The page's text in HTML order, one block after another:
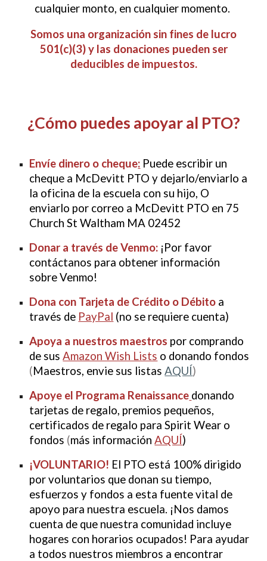
cualquier monto, en cualquier momento.
Somos una organización sin fines de lucro
501(c)(3) y las donaciones pueden ser
deducibles de impuestos.
¿Cómo puedes apoyar al PTO?
Envíe dinero o cheque: Puede escribir un
cheque a McDevitt PTO y dejarlo/enviarlo a
la oficina de la escuela con su hijo, O
enviarlo por correo a McDevitt PTO en 75
Church St Waltham MA 02452
Donar a través de Venmo: ¡Por favor
contáctanos para obtener información
sobre Venmo!
Dona con Tarjeta de Crédito o Débito a
través de PayPal (no se requiere cuenta)
Apoya a nuestros maestros por comprando
de sus Amazon Wish Lists o donando fondos
(Maestros, envie sus listas AQUÍ)
Apoye el Programa Renaissance donando
tarjetas de regalo, premios pequeños,
certificados de regalo para Spirit Wear o
fondos (más informaciónAQUÍ)
¡VOLUNTARIO! El PTO está 100% dirigido
por voluntarios que donan su tiempo,
esfuerzos y fondos a esta fuente vital de
apoyo para nuestra escuela. ¡Nos damos
cuenta de que nuestra comunidad incluye
hogares con horarios ocupados! Para ayudar
a todos nuestros miembros a encontrar